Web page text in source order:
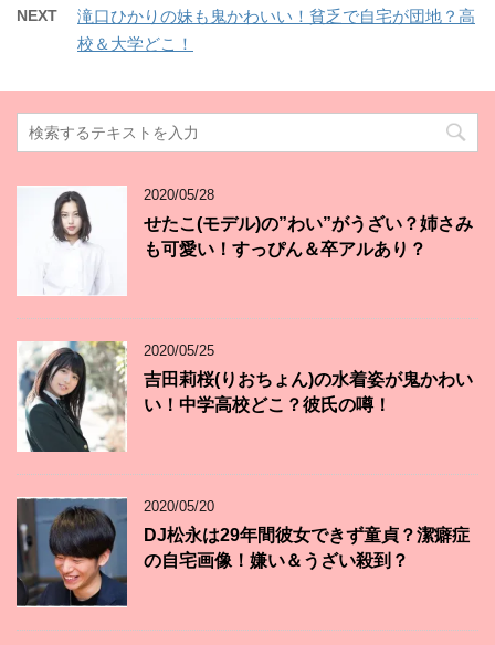
NEXT
滝口ひかりの妹も鬼かわいい！貧乏で自宅が団地？高
校＆大学どこ！
2020/05/28
せたこ(モデル)の”わい”がうざい？姉さみ
も可愛い！すっぴん＆卒アルあり？
2020/05/25
吉田莉桜(りおちょん)の水着姿が鬼かわい
い！中学高校どこ？彼氏の噂！
2020/05/20
DJ松永は29年間彼女できず童貞？潔癖症
の自宅画像！嫌い＆うざい殺到？